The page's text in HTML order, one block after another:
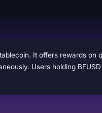
It offers rewards on
Users holding